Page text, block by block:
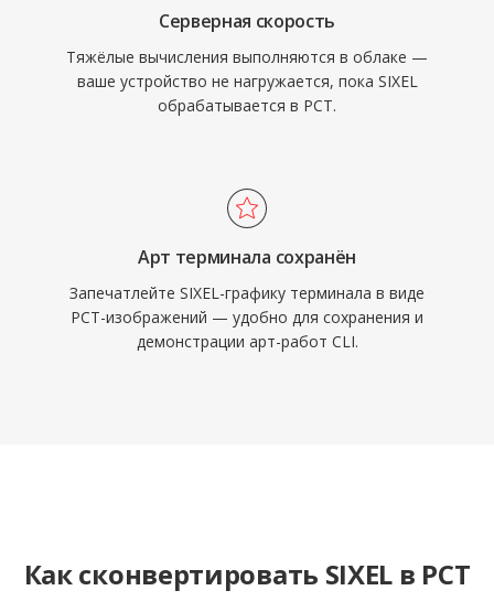
Серверная скорость
Тяжёлые вычисления выполняются в облаке —
ваше устройство не нагружается, пока SIXEL
обрабатывается в PCT.
Арт терминала сохранён
Запечатлейте SIXEL-графику терминала в виде
PCT-изображений — удобно для сохранения и
демонстрации арт-работ CLI.
Как сконвертировать SIXEL в PCT